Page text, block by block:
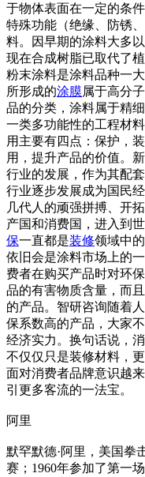
于物体表面在一定的条
特殊功能（绝缘、防锈
料。因早期的涂料大多
现在合成树脂已取代了
粉末涂料是涂料品种一
所形成的涂膜属于高分
品的分类，涂料属于精
一类多功能性的工程材
用主要有四点：保护，
用，提升产品的价值。
行业的发展，作为其配
行业逐步发展成为国民
几代人的顽强拼搏、开
产国和消费国，进入到
保一直都是装修领域中
依旧会是涂料市场上的
费者在购买产品时对环
品的有害物质含量，而
的产品。智研咨询随着
保系数高的产品，大家
经济实力。换句话说，
不仅仅只是装修材料，
面对消费者品牌意识越
引更多客流的一法宝。
阿里
默罕默德·阿里，美国拳
赛；1960年参加了第一